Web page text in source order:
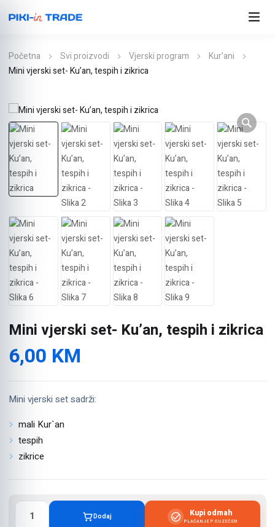
Početna Svi proizvodi Vjerski program
Kur’ani
Mini vjerski set- Ku’an, tespih i zikrica
Mini vjerski set- Ku’an, tespih i zikrica
6,00 KM
Mini vjerski set sadrži:
mali Kur`an
tespih
zikrice
Mini
vjerski
Dodaj Kupi odmah
PLAĆANJE POUZEĆEM